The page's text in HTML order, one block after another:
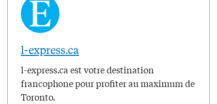
l-express.ca
l-express.ca est votre destination
francophone pour profiter au maximum de
Toronto.